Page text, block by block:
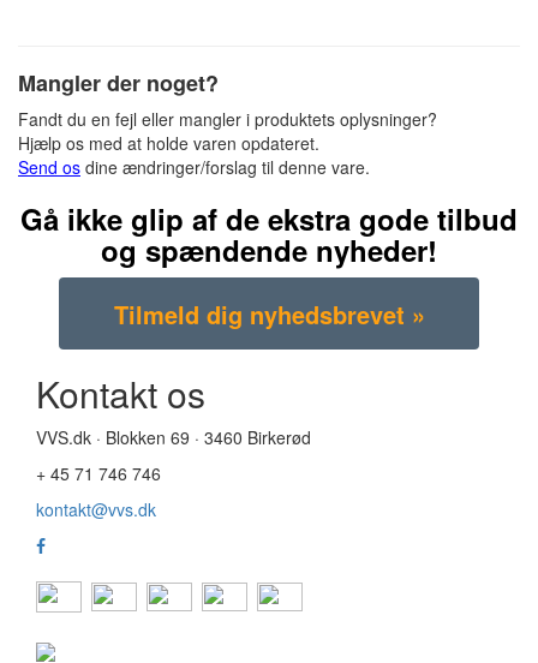
Mangler der noget?
Fandt du en fejl eller mangler i produktets oplysninger?
Hjælp os med at holde varen opdateret.
Send os dine ændringer/forslag til denne vare.
Gå ikke glip af de ekstra gode tilbud
og spændende nyheder!
Kontakt os
VVS.dk · Blokken 69 · 3460 Birkerød
+ 45 71 746 746
kontakt@vvs.dk